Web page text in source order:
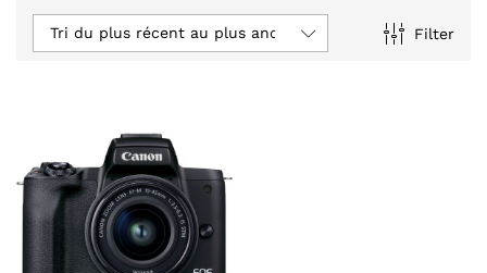
Filter
Tri du plus récent au plus ancien